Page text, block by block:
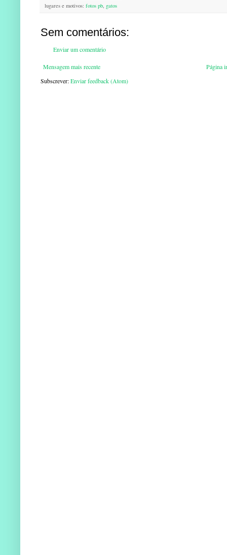
lugares e motivos: fotos pb, gatos
Sem comentários:
Enviar um comentário
Mensagem mais recente
Página
Subscrever:Enviar feedback (Atom)